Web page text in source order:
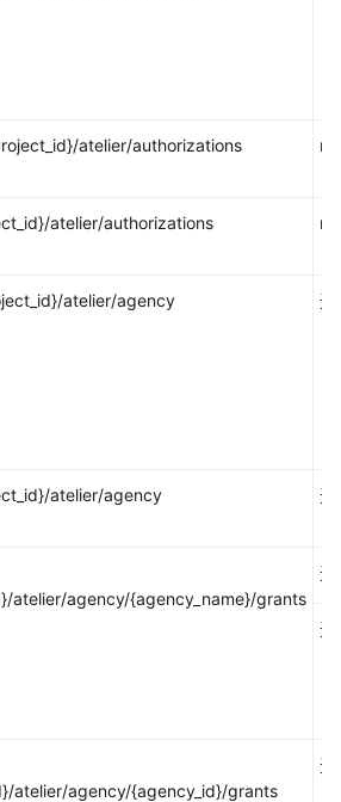
atelier/authorizations
atelier/authorizations
atelier/agency 无
atelier/agency 无
atelier/agency/{agency_name}/grants
无
无
atelier/agency/{agency_id}/grants
无